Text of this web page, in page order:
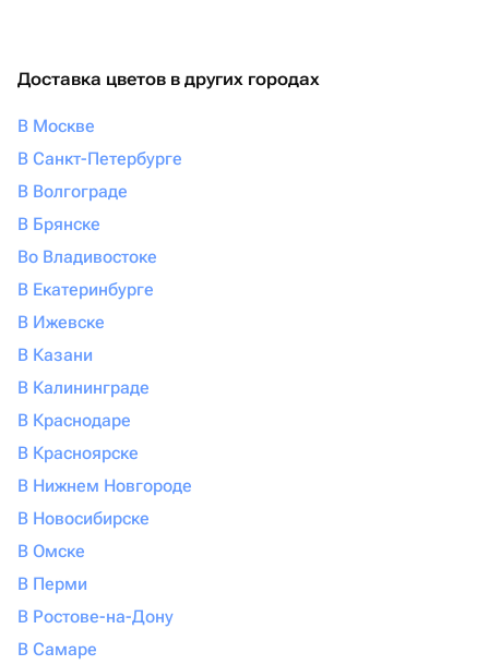
Доставка цветов в других городах
В Москве
В Санкт-Петербурге
В Волгограде
В Брянске
Во Владивостоке
В Екатеринбурге
В Ижевске
В Казани
В Калининграде
В Краснодаре
В Красноярске
В Нижнем Новгороде
В Новосибирске
В Омске
В Перми
В Ростове-на-Дону
В Самаре